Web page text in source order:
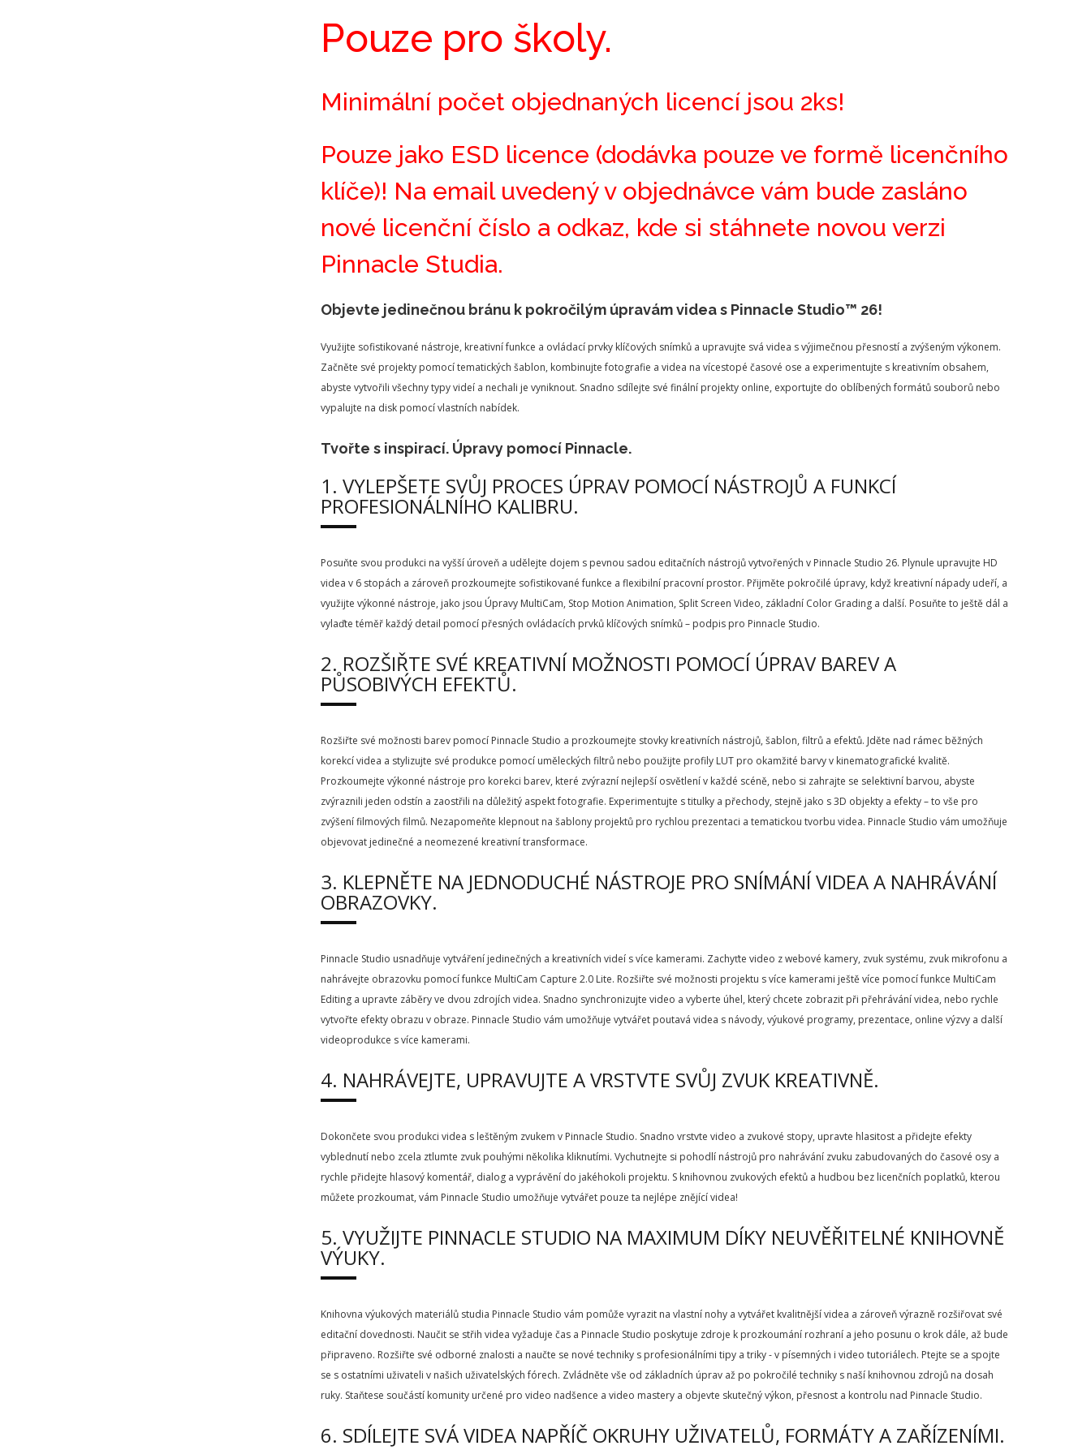
Pouze pro školy.
Minimální počet objednaných licencí jsou 2ks!
Pouze jako ESD licence (dodávka pouze ve formě licenčního
klíče)! Na email uvedený v objednávce vám bude zasláno
nové licenční číslo a odkaz, kde si stáhnete novou verzi
Pinnacle Studia.
Objevte jedinečnou bránu k pokročilým úpravám videa s Pinnacle Studio™ 26!
Využijte sofistikované nástroje, kreativní funkce a ovládací prvky klíčových snímků a upravujte svá videa s výjimečnou přesností a zvýšeným výkonem.
Začněte své projekty pomocí tematických šablon, kombinujte fotografie a videa na vícestopé časové ose a experimentujte s kreativním obsahem,
abyste vytvořili všechny typy videí a nechali je vyniknout. Snadno sdílejte své finální projekty online, exportujte do oblíbených formátů souborů nebo
vypalujte na disk pomocí vlastních nabídek.
Tvořte s inspirací. Úpravy pomocí Pinnacle.
1. VYLEPŠETE SVŮJ PROCES ÚPRAV POMOCÍ NÁSTROJŮ A FUNKCÍ
PROFESIONÁLNÍHO KALIBRU.
Posuňte svou produkci na vyšší úroveň a udělejte dojem s pevnou sadou editačních nástrojů vytvořených v Pinnacle Studio 26. Plynule upravujte HD
videa v 6 stopách a zároveň prozkoumejte sofistikované funkce a flexibilní pracovní prostor. Přijměte pokročilé úpravy, když kreativní nápady udeří, a
využijte výkonné nástroje, jako jsou Úpravy MultiCam, Stop Motion Animation, Split Screen Video, základní Color Grading a další. Posuňte to ještě dál a
vylaďte téměř každý detail pomocí přesných ovládacích prvků klíčových snímků – podpis pro Pinnacle Studio.
2. ROZŠIŘTE SVÉ KREATIVNÍ MOŽNOSTI POMOCÍ ÚPRAV BAREV A
PŮSOBIVÝCH EFEKTŮ.
Rozšiřte své možnosti barev pomocí Pinnacle Studio a prozkoumejte stovky kreativních nástrojů, šablon, filtrů a efektů. Jděte nad rámec běžných
korekcí videa a stylizujte své produkce pomocí uměleckých filtrů nebo použijte profily LUT pro okamžité barvy v kinematografické kvalitě.
Prozkoumejte výkonné nástroje pro korekci barev, které zvýrazní nejlepší osvětlení v každé scéně, nebo si zahrajte se selektivní barvou, abyste
zvýraznili jeden odstín a zaostřili na důležitý aspekt fotografie. Experimentujte s titulky a přechody, stejně jako s 3D objekty a efekty – to vše pro
zvýšení filmových filmů. Nezapomeňte klepnout na šablony projektů pro rychlou prezentaci a tematickou tvorbu videa. Pinnacle Studio vám umožňuje
objevovat jedinečné a neomezené kreativní transformace.
3. KLEPNĚTE NA JEDNODUCHÉ NÁSTROJE PRO SNÍMÁNÍ VIDEA A NAHRÁVÁNÍ
OBRAZOVKY.
Pinnacle Studio usnadňuje vytváření jedinečných a kreativních videí s více kamerami. Zachyťte video z webové kamery, zvuk systému, zvuk mikrofonu a
nahrávejte obrazovku pomocí funkce MultiCam Capture 2.0 Lite. Rozšiřte své možnosti projektu s více kamerami ještě více pomocí funkce MultiCam
Editing a upravte záběry ve dvou zdrojích videa. Snadno synchronizujte video a vyberte úhel, který chcete zobrazit při přehrávání videa, nebo rychle
vytvořte efekty obrazu v obraze. Pinnacle Studio vám umožňuje vytvářet poutavá videa s návody, výukové programy, prezentace, online výzvy a další
videoprodukce s více kamerami.
4. NAHRÁVEJTE, UPRAVUJTE A VRSTVTE SVŮJ ZVUK KREATIVNĚ.
Dokončete svou produkci videa s leštěným zvukem v Pinnacle Studio. Snadno vrstvte video a zvukové stopy, upravte hlasitost a přidejte efekty
vyblednutí nebo zcela ztlumte zvuk pouhými několika kliknutími. Vychutnejte si pohodlí nástrojů pro nahrávání zvuku zabudovaných do časové osy a
rychle přidejte hlasový komentář, dialog a vyprávění do jakéhokoli projektu. S knihovnou zvukových efektů a hudbou bez licenčních poplatků, kterou
můžete prozkoumat, vám Pinnacle Studio umožňuje vytvářet pouze ta nejlépe znějící videa!
5. VYUŽIJTE PINNACLE STUDIO NA MAXIMUM DÍKY NEUVĚŘITELNÉ KNIHOVNĚ
VÝUKY.
Knihovna výukových materiálů studia Pinnacle Studio vám pomůže vyrazit na vlastní nohy a vytvářet kvalitnější videa a zároveň výrazně rozšiřovat své
editační dovednosti. Naučit se střih videa vyžaduje čas a Pinnacle Studio poskytuje zdroje k prozkoumání rozhraní a jeho posunu o krok dále, až bude
připraveno. Rozšiřte své odborné znalosti a naučte se nové techniky s profesionálními tipy a triky - v písemných i video tutoriálech. Ptejte se a spojte
se s ostatními uživateli v našich uživatelských fórech. Zvládněte vše od základních úprav až po pokročilé techniky s naší knihovnou zdrojů na dosah
ruky. Staňtese součástí komunity určené pro video nadšence a video mastery a objevte skutečný výkon, přesnost a kontrolu nad Pinnacle Studio.
6. SDÍLEJTE SVÁ VIDEA NAPŘÍČ OKRUHY UŽIVATELŮ, FORMÁTY A ZAŘÍZENÍMI.